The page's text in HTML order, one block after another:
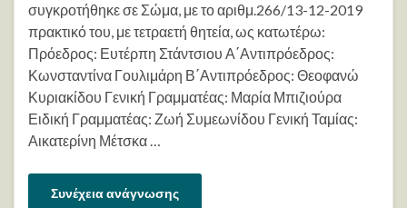
συγκροτήθηκε σε Σώμα, με το αριθμ.266/13-12-2019
πρακτικό του, με τετραετή θητεία, ως κατωτέρω:
Πρόεδρος: Ευτέρπη Στάντσιου Α΄Αντιπρόεδρος:
Κωνσταντίνα Γουλιμάρη Β΄Αντιπρόεδρος: Θεοφανώ
Κυριακίδου Γενική Γραμματέας: Μαρία Μπιζιούρα
Ειδική Γραμματέας: Ζωή Συμεωνίδου Γενική Ταμίας:
Αικατερίνη Μέτσκα …
Συνέχεια ανάγνωσης